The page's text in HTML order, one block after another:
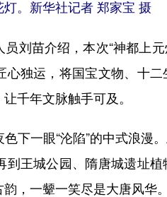
。新华社记者 郑家宝 摄
苗介绍，本次“神都上元
心独运，将国宝文物、十
千年文脉触手可及。
一眼“沦陷”的中式浪漫
到王城公园、隋唐城遗址
，一颦一笑尽是大唐风华